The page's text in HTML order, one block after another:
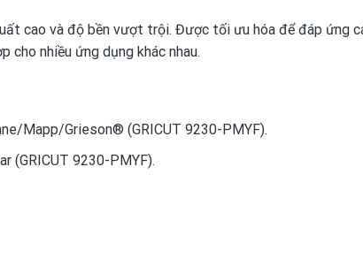
cao và độ bền vượt trội. Được tối ưu hóa để đáp ứng
nhiều ứng dụng khác nhau.
Mapp/Grieson® (GRICUT 9230-PMYF).
(GRICUT 9230-PMYF).